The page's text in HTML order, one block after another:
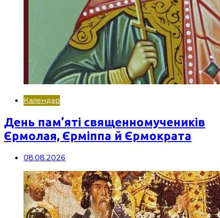
Календар
День пам’яті священномучеників
Єрмолая, Єрміппа й Єрмократа
08.08.2026